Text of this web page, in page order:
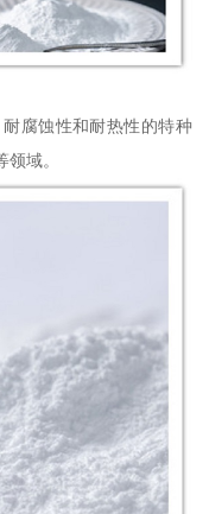
腐蚀性和耐热性的特种
域。